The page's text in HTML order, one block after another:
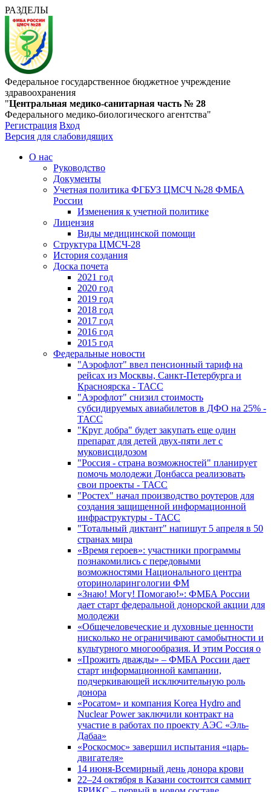
РАЗДЕЛЫ
Федеральное государственное бюджетное учреждение
здравоохранения
"Центральная медико-санитарная часть № 28
Федерального медико-биологического агентства"
Регистрация Вход
Версия для слабовидящих
О нас
Руководство
Документы
Учетная политика ФГБУЗ ЦМСЧ №28 ФМБА
России
Изменения к учетной политике
Лицензия
Виды медицинской помощи
Структура ЦМСЧ-28
История создания
Доска почета
2021 год
2020 год
2019 год
2018 год
2017 год
2016 год
2015 год
Федеральные новости
"Аэрофлот" ввел пенсионный тариф на
рейсах из Москвы, Санкт-Петербурга и
Красноярска - ТАСС
"Аэрофлот" снизил стоимость
субсидируемых авиабилетов в ДФО на 25% -
ТАСС
"Круг добра" будет закупать еще один
препарат для детей двух-пяти лет с
муковисцидозом
"Россия - страна возможностей" планирует
помочь молодежи Донбасса реализовать
свои проекты - ТАСС
"Ростех" начал производство роутеров для
создания защищенной информационной
инфраструктуры - ТАСС
"Тотальный диктант" напишут 5 апреля в 50
странах мира
«Время героев»: участники программы
познакомились с передовыми
возможностями Национального центра
оториноларингологии ФМ
«Знаю! Могу! Помогаю!»: ФМБА России
дает старт федеральной донорской акции для
молодежи
«Общечеловеческие и духовные ценности
нисколько не ограничивают самобытности и
культурного многообразия. И этим Россия о
«Прожить дважды» – ФМБА России дает
старт информационной кампании,
подчеркивающей исключительную роль
донора
«Росатом» и компания Korea Hydro and
Nuclear Power заключили контракт на
участие в работах по проекту АЭС «Эль-
Дабаа»
«Роскосмос» завершил испытания «царь-
двигателя»
14 июня-Всемирный день донора крови
22–24 октября в Казани состоится саммит